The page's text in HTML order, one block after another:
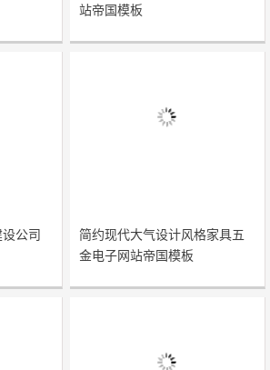
站帝国模板
公司
简约现代大气设计风格家具五
金电子网站帝国模板